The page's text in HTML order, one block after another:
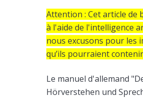
Attention : Cet article de
à l'aide de l'intelligence
nous excusons pour les
qu’ils pourraient
Le manuel d'allemand
Hörverstehen und